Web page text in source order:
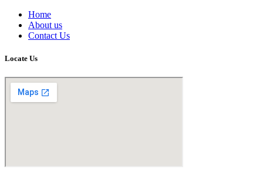
Home
About us
Contact Us
Locate Us